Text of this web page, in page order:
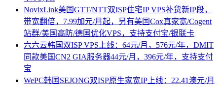
NovixLink美国GTT/NTT双ISP住宅IP VPS补货新IP段，
带宽翻倍，7.99加元/月起，另有美国Cox真家宽/Cogent
站群/美国高防/德国优化VPS，支持支付宝/银联卡
六六云韩国双ISP VPS上线：64元/月，576元/年，DMIT
同款美国CN2 GIA服务器44元/月，396元/年，支持支付
宝
WePC韩国SEJONG双ISP原生家宽IP上线：22.41澳元/月